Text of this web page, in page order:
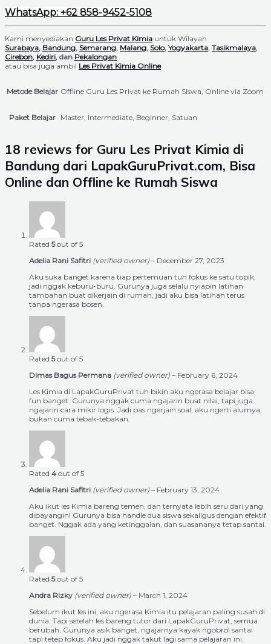
WhatsApp: +62 858-9452-5108
Kami menyediakan Guru Les Privat Kimia untuk Wilayah
Surabaya, Bandung, Semarang, Malang, Solo,Yogyakarta, Tasikmalaya,
Cirebon, Kediri, dan Pekalongan
atau bisa juga ambil Les Privat Kimia Online
Metode Belajar Offline Guru Les Privat ke Rumah Siswa, Online via Zoom
Paket Belajar Master, Intermediate, Beginner, Satuan
18 reviews for Guru Les Privat Kimia di
Bandung dari LapakGuruPrivat.com, Bisa
Online dan Offline ke Rumah Siswa
Rated 5out of 5
Adelia Rani Safitri (verified owner) – December 27, 2023
Aku suka banget karena tiap pertemuan tuh fokus ke satu topik,
jadi nggak keburu-buru. Gurunya juga selalu nyiapin latihan
tambahan buat dikerjain di rumah, jadi aku bisa latihan terus
tanpa ngerasa bosen.
Rated 5out of 5
Dimas Bagus Permana (verified owner) – February 6, 2024
Les Kimia di LapakGuruPrivat tuh bikin aku ngerasa belajar bisa
fun banget. Gurunya nggak cuma ngajarin buat nilai, tapi juga
ngajarin cara mikir logis. Jadi pas ngerjain soal, aku ngerti alurnya,
bukan cuma tebak-tebakan.
Rated 4 out of 5
Adelia Rani Safitri (verified owner) – February 13, 2024
Aku ikut les Kimia bareng temen, dan ternyata lebih seru dari yang
dibayangin! Gurunya bisa handle dua siswa sekaligus dengan efektif
banget. Nggak ada yang ketinggalan, dan suasananya tetap santai.
Rated 5out of 5
Andra Rizky (verified owner) – March 1, 2024
Sebelum ikut les ini, aku ngerasa Kimia itu pelajaran paling susah di
dunia. Tapi setelah les bareng tutor dari LapakGuruPrivat, semua
berubah. Gurunya asik banget, ngajarnya kayak ngobrol santai
tapi tetep fokus. Aku jadi nggak takut lagi sama pelajaran ini.